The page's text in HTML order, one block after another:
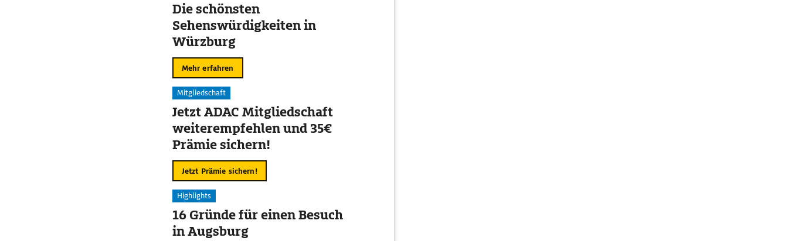
Die schönsten
Sehenswürdigkeiten in
Würzburg
Mehr erfahren
Mitgliedschaft
Jetzt ADAC Mitgliedschaft
weiterempfehlen und 35€
Prämie sichern!
Jetzt Prämie sichern!
Highlights
16 Gründe für einen Besuch
in Augsburg